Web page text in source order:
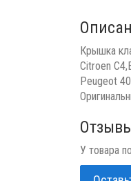
Крышка
Citroen
Peugeot
У товара